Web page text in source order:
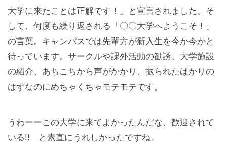
大学に来たことは正解です！」と宣言されました。そ
して、何度も繰り返される「〇〇大学へようこそ！」
の言葉。キャンパスでは先輩方が新入生を今か今かと
待っています。サークルや課外活動の勧誘、大学施設
の紹介、あちこちから声がかかり、振られたばかりの
はずなのにめちゃくちゃモテモテです。
うわーーこの大学に来てよかったんだな、歓迎されて
いる!! と素直にうれしかったですね。